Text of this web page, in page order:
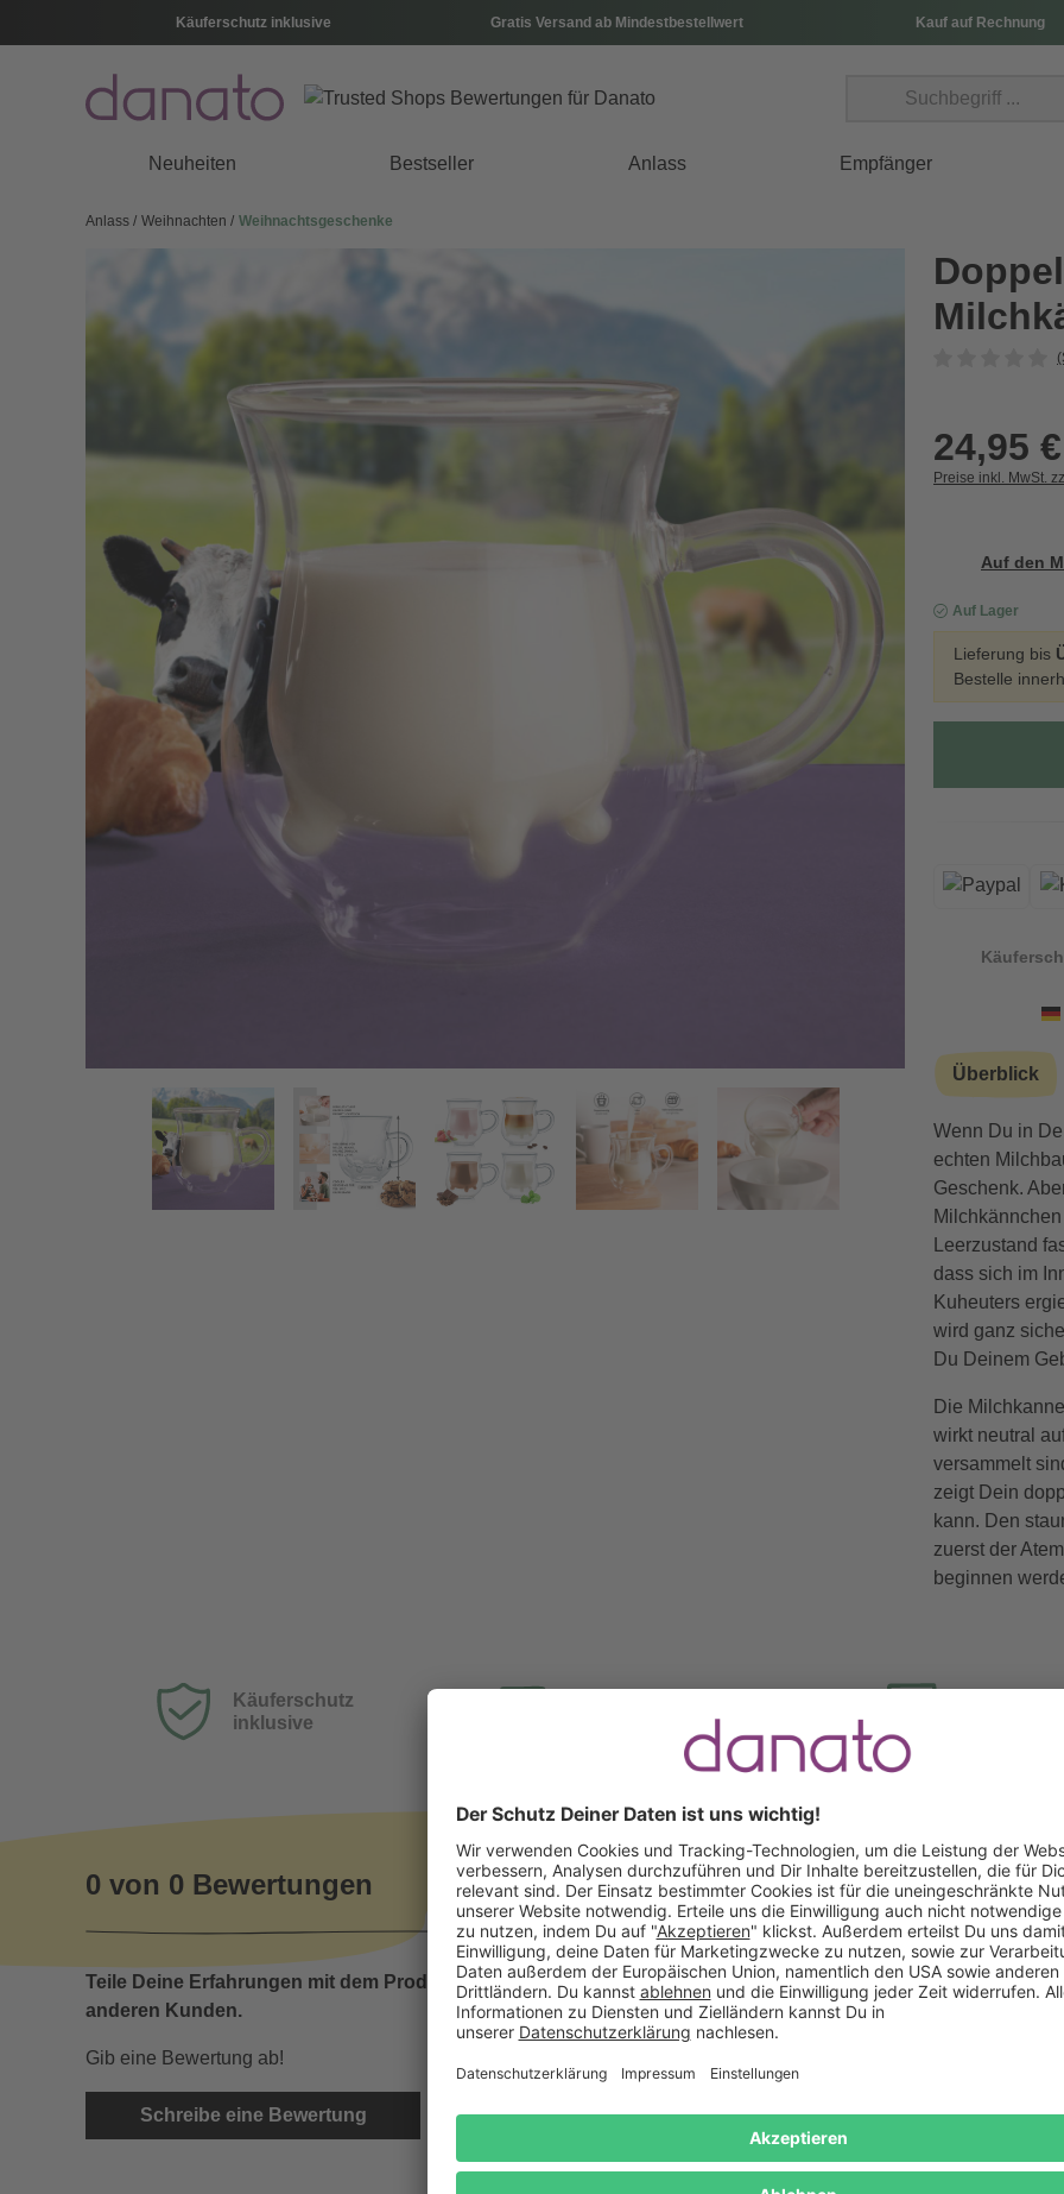
Käuferschutz inklusive Gratis Versand ab Mindestbestellwert Kauf auf Rechnung
Neuheiten Bestseller Anlass Empfänger
Anlass Weihnachten Weihnachtsgeschenke
Zurück Vorwärts
24,95 €
Preise inkl. MwSt.
Auf den
Auf Lager
Lieferung bis
Bestelle
Überblick
Wenn Du in
echten
Geschenk.
Leerzustand
dass sich im
Kuheuters
wird ganz
Du Deinem
Die
wirkt neutral
versammelt
zeigt Dein
kann. Den
zuerst der
beginnen
Käuferschutz
inklusive
Mindestbestellwert
0 von 0 Bewertungen
Teile Deine Erfahrungen mit dem Produkt mit
anderen Kunden.
Gib eine Bewertung ab!
Schreibe eine Bewertung
Das sagen unsere Kunden
Keine Bewertungen gefunden. Lass uns wissen,